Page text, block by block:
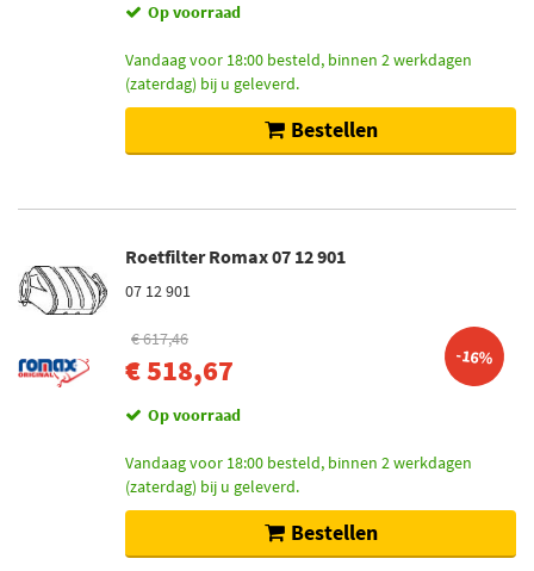
Op voorraad
Vandaag voor 18:00 besteld, binnen 2 werkdagen
(zaterdag) bij u geleverd.
Bestellen
Roetfilter Romax 07 12 901
07 12 901
€ 617,46
€ 518,67 -16%
Op voorraad
Vandaag voor 18:00 besteld, binnen 2 werkdagen
(zaterdag) bij u geleverd.
Bestellen